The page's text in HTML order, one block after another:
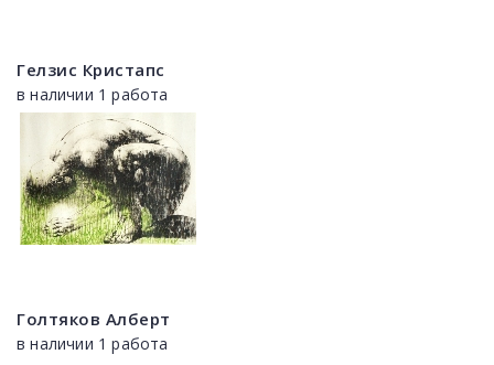
Гелзис Кристапс
в наличии 1 работа
Голтяков Алберт
в наличии 1 работа